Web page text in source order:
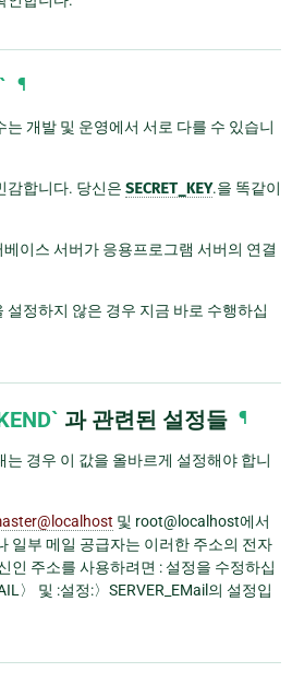
¶
개발 및 운영에서 서로 다를 수 있습니
감합니다. 당신은 SECRET_KEY.을 똑같이
이스 서버가 응용프로그램 서버의 연결
정하지 않은 경우 지금 바로 수행하십
과 관련된 설정들 ¶
경우 이 값을 올바르게 설정해야 합니
@ localhost 및 root@localhost에서
일부 메일 공급자는 이러한 주소의 전자
인 주소를 사용하려면 : 설정을 수정하십
〉 및 :설정:〉SERVER_EMail의 설정입